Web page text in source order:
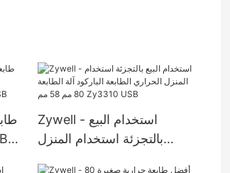
Zywell - استخدام البيع
بالتجزئة استخدام المنزل